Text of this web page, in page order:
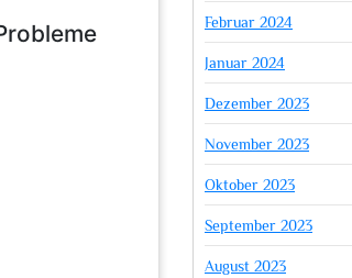
Februar 2024
Januar 2024
Dezember 2023
November 2023
Oktober 2023
September 2023
August 2023